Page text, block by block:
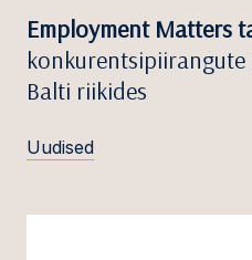
Employment Matters
Balti riikides
Uudised